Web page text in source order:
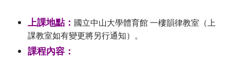
上課地點： 國立中山大學體育館 一樓韻律教室（上
課教室如有變更將另行通知）。
課程內容：